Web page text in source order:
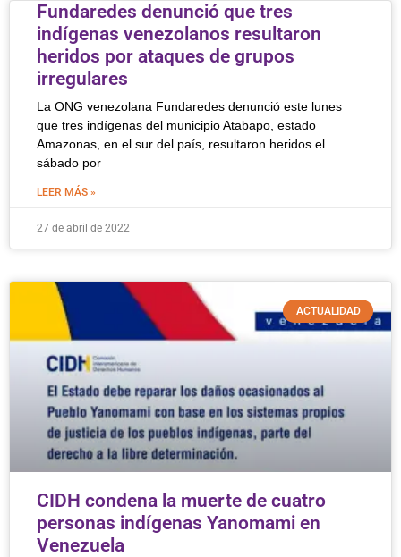
Fundaredes denunció que tres
indígenas venezolanos resultaron
heridos por ataques de grupos
irregulares
La ONG venezolana Fundaredes denunció este lunes
que tres indígenas del municipio Atabapo, estado
Amazonas, en el sur del país, resultaron heridos el
sábado por
LEER MÁS »
27 de abril de 2022
ACTUALIDAD
CIDH condena la muerte de cuatro
personas indígenas Yanomami en
Venezuela